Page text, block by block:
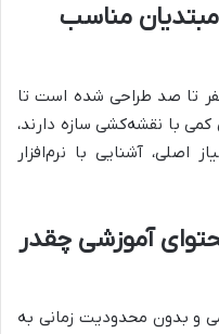
مبتدیان مناسب
تا صد طراحی شده است تا
کمی با نقشه‌کشی سازه دارند،
اصلی، آشنایی با نرم‌افزار
آموزشی چقدر
و بدون محدودیت زمانی به